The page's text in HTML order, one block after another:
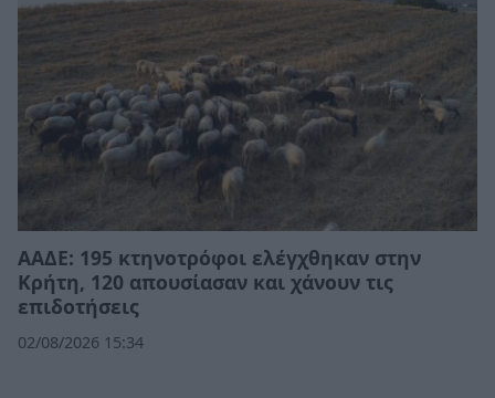
ΑΑΔΕ: 195 κτηνοτρόφοι ελέγχθηκαν στην
Κρήτη, 120 απουσίασαν και χάνουν τις
επιδοτήσεις
02/08/2026 15:34